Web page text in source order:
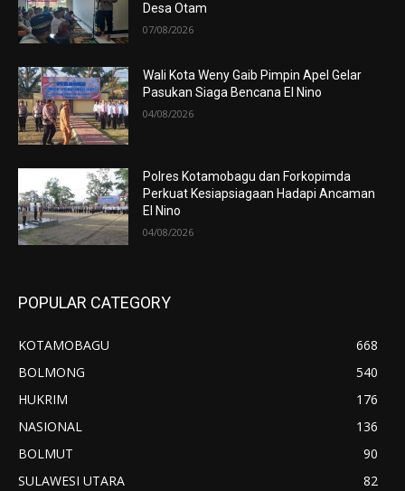
Desa Otam
07/08/2026
Wali Kota Weny Gaib Pimpin Apel Gelar
Pasukan Siaga Bencana El Nino
04/08/2026
Polres Kotamobagu dan Forkopimda
Perkuat Kesiapsiagaan Hadapi Ancaman
El Nino
04/08/2026
POPULAR CATEGORY
KOTAMOBAGU
668
BOLMONG
540
HUKRIM
176
NASIONAL
136
BOLMUT
90
SULAWESI UTARA
82